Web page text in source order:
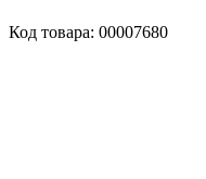
Код товара: 00007680